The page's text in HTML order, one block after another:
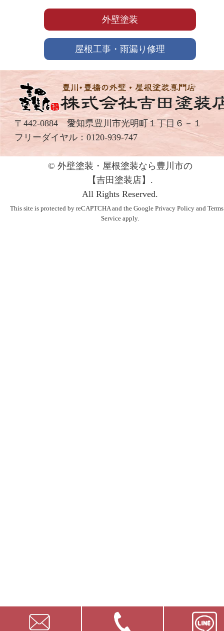
外壁塗装
屋根工事・雨漏り修理
〒442-0884 愛知県豊川市光明町１丁目６－１
フリーダイヤル： 0120-939-747
© 外壁塗装・屋根塗装なら豊川市の
【吉⽥塗装店】.
All Rights Reserved.
This site is protected by reCAPTCHA and the Google Privacy Policyand
Service apply.